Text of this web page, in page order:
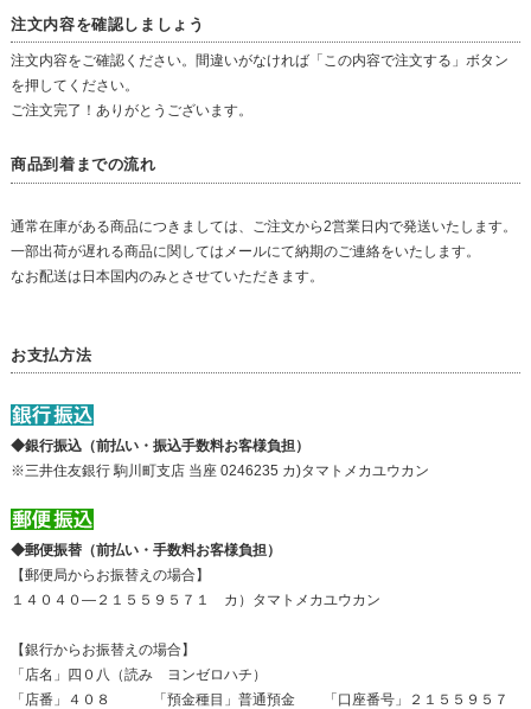
注文内容を確認しましょう
注文内容をご確認ください。間違いがなければ「この内容で注文する」ボタン
を押してください。
ご注文完了！ありがとうございます。
商品到着までの流れ
通常在庫がある商品につきましては、ご注文から2営業日内で発送いたします。
一部出荷が遅れる商品に関してはメールにて納期のご連絡をいたします。
なお配送は日本国内のみとさせていただきます。
お支払方法
◆銀行振込（前払い・振込手数料お客様負担）
※三井住友銀行 駒川町支店 当座 0246235 カ)タマトメカユウカン
◆郵便振替（前払い・手数料お客様負担）
【郵便局からお振替えの場合】
１４０４０―２１５５９５７１ カ）タマトメカユウカン
【銀行からお振替えの場合】
「店名」四０八（読み ヨンゼロハチ）
「店番」４０８ 「預金種目」普通預金 「口座番号」２１５５９５７